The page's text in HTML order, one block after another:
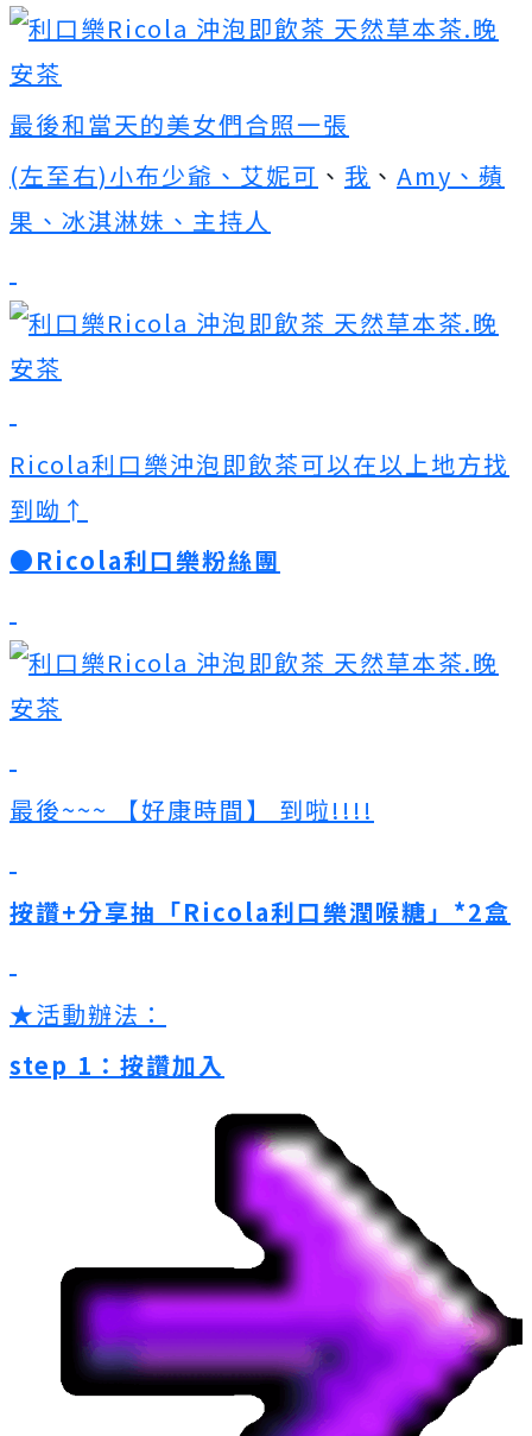
最後和當天的美女們合照一張
(左至右)小布少爺、 艾妮可 、 我 、 Amy、 蘋
果、 冰淇淋妹、主持人
Ricola利口樂沖泡即飲茶可以在以上地方找
到呦↑
●Ricola利口樂粉絲團
最後~~~ 【好康時間】 到啦!!!!
按讚+分享抽「Ricola利口樂潤喉糖」*2盒
★活動辦法：
step 1：按讚加入